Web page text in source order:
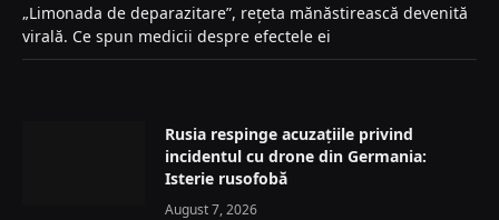
„Limonada de deparazitare”, rețeta mănăstirească devenită
virală. Ce spun medicii despre efectele ei
Rusia respinge acuzațiile privind
incidentul cu drone din Germania:
Isterie rusofobă
August 7, 2026